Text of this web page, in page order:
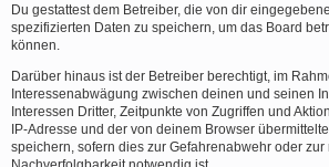
Du gestattest dem Betreiber, die von dir
spezifizierten Daten zu speichern, um das Board
können.
Darüber hinaus ist der Betreiber berechtigt, im
Interessenabwägung zwischen deinen und seinen
Interessen Dritter, Zeitpunkte von Zugriffen und
IP-Adresse und der von deinem Browser
speichern, sofern dies zur Gefahrenabwehr oder zur